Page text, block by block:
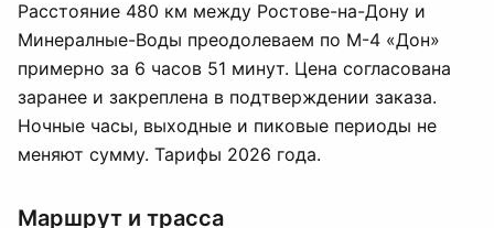
Расстояние 480 км между Ростове-на-Дону и
Минералные-Воды преодолеваем по М-4 «Дон»
примерно за 6 часов 51 минут. Цена согласована
заранее и закреплена в подтверждении заказа.
Ночные часы, выходные и пиковые периоды не
меняют сумму. Тарифы 2026 года.
Маршрут и трасса